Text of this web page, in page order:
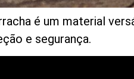
é um material
e segurança.